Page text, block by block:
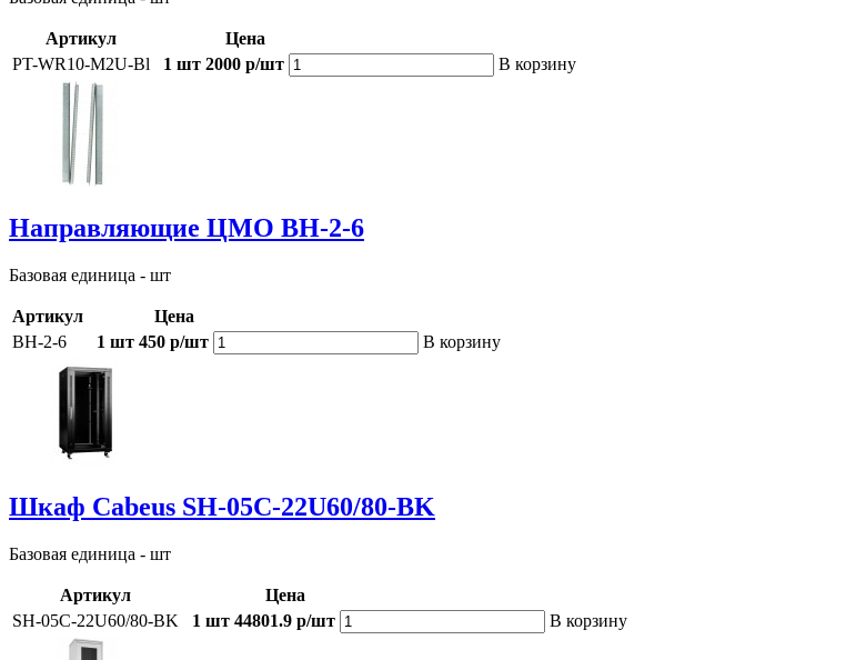
Артикул
Цена
PT-WR10-M2U-Bl
1 шт 2000 р/шт В корзину
Направляющие ЦМО ВН-2-6
Базовая единица - шт
Артикул
Цена
ВН-2-6
1 шт 450 р/шт В корзину
Шкаф Cabeus SH-05C-22U60/80-BK
Базовая единица - шт
Артикул
Цена
SH-05C-22U60/80-BK
1 шт 44801.9 р/шт В корзину